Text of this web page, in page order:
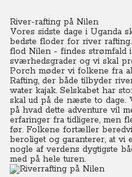
River-rafting på Nilen
Vores sidste dage i Uganda
bedste floder for river rafting.
flod Nilen - findes strømfald
sværhedsgrader og vi skal
Porch møder vi folkene fra
Rafting, der både tilbyder
water kajak. Selskabet har
skal ud på de næste to
på hvad dette adventure vil
erfaringer fra tidligere, men
før. Folkene fortæller
beroliget og garanterer, at
nogle af verdens dygtigste
med på hele turen.